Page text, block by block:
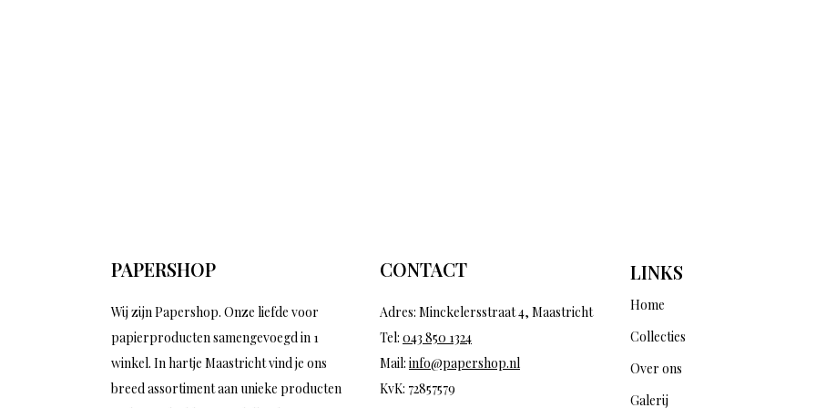
PAPERSHOP
Wij zijn Papershop. Onze liefde voor
papierproducten samengevoegd in 1
winkel. In hartje Maastricht vind je ons
breed assortiment aan unieke producten
CONTACT
Adres: Minckelersstraat 4, Maastricht
Tel: 043 850 1324
Mail: info@papershop.nl
KvK: 72857579
LINKS
Home
Collecties
Over ons
Galerij